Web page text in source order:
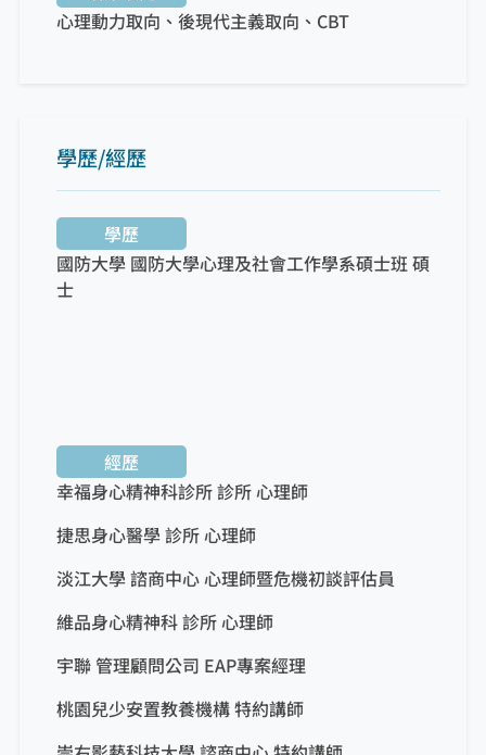
心理動力取向、後現代主義取向、CBT
學歷/經歷
學歷
國防大學 國防大學心理及社會工作學系碩士班碩
士
經歷
幸福身心精神科診所 診所 心理師
捷思身心醫學 診所 心理師
淡江大學 諮商中心 心理師暨危機初談評估員
維品身心精神科 診所 心理師
宇聯 管理顧問公司 EAP專案經理
桃園兒少安置教養機構 特約講師